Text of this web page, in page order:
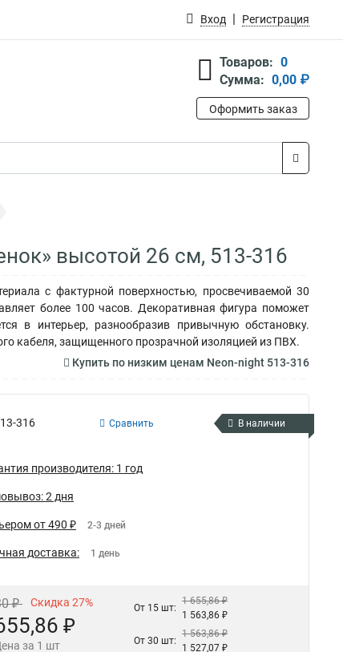
Вход Регистрация
Товаров: 0
Сумма: 0,00 ₽
Оформить заказ
высотой 26 см, 513-316
с фактурной поверхностью, просвечиваемой 30
более 100 часов. Декоративная фигура поможет
в интерьер, разнообразив привычную обстановку.
кабеля, защищенного прозрачной изоляцией из ПВХ.
Купить по низким ценам Neon-night 513-316
316 Сравнить В наличии
производителя: 1 год
2 дня
от 490 ₽ 2-3 дней
доставка: 1 день
₽ Скидка 27%
₽
за 1 шт
От 15 шт:
1 655,86 ₽
1 563,86 ₽
От 30 шт:
1 563,86 ₽
1 527,07 ₽